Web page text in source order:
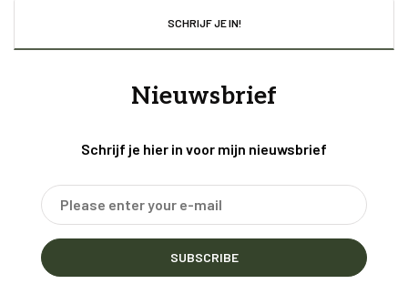
SCHRIJF JE IN!
Nieuwsbrief
Schrijf je hier in voor mijn nieuwsbrief
SUBSCRIBE